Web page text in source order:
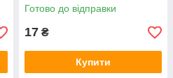
Готово до відправки
17 ₴
Купити